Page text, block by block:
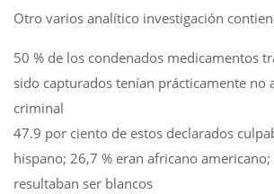
Otro varios analítico investigación
50 % de los condenados medicamentos
sido capturados tenían prácticamente no
criminal
47.9 por ciento de estos declarados
hispano; 26,7 % eran africano
resultaban ser blancos